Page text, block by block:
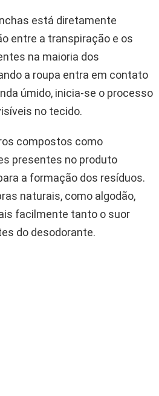
está diretamente
entre a transpiração e os
na maioria dos
a roupa entra em contato
úmido, inicia-se o processo
no tecido.
compostos como
presentes no produto
a formação dos resíduos.
naturais, como algodão,
facilmente tanto o suor
do desodorante.